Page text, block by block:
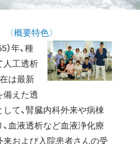
〈概要特色〉
）年、種
人工透析
は最新
備えた透
て、腎臓内科外来や病棟
、血液透析など血液浄化療
来および入院患者さんの受